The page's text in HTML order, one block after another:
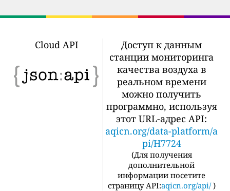
Cloud API
Доступ к данным
станции мониторинга
качества воздуха в
реальном времени
можно получить
программно, используя
этот URL-адрес API:
aqicn.org/data-platform/a
pi/H7724
(Для получения
дополнительной
информации посетите
страницу API:aqicn.org/api/ )